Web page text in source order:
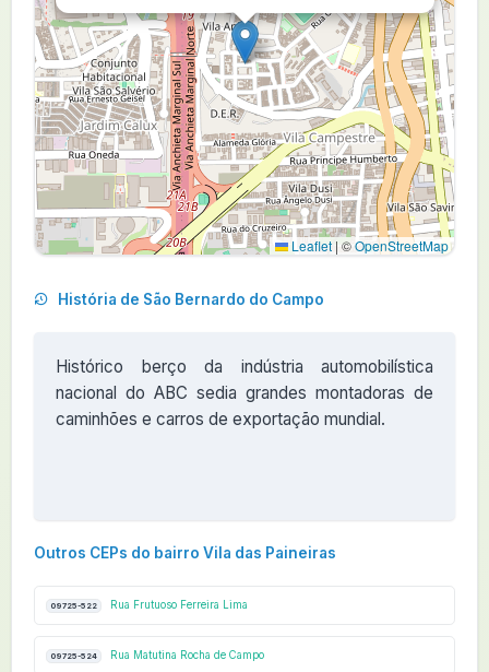
Leaflet | ©OpenStreetMap
História de São Bernardo do Campo
Histórico berço da indústria automobilística
nacional do ABC sedia grandes montadoras de
caminhões e carros de exportação mundial.
Outros CEPs do bairro Vila das Paineiras
09725-522 Rua Frutuoso Ferreira Lima
09725-524 Rua Matutina Rocha de Campo